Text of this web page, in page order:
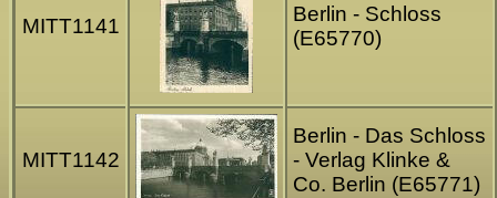
MITT1141
Berlin - Schloss
(E65770)
MITT1142
Berlin - Das Schloss
- Verlag Klinke &
Co. Berlin (E65771)